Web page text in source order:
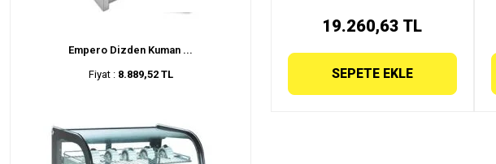
Empero Dizden Kuman ...
Fiyat : 8.889,52 TL
19.260,63 TL
SEPETE EKLE